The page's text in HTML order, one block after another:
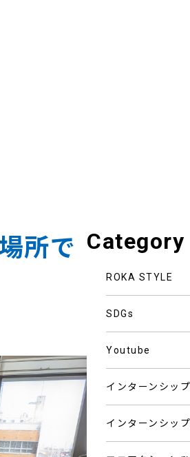
所で Category
ROKA STYLE
SDGs
Youtube
インターンシップ
インターンシップ